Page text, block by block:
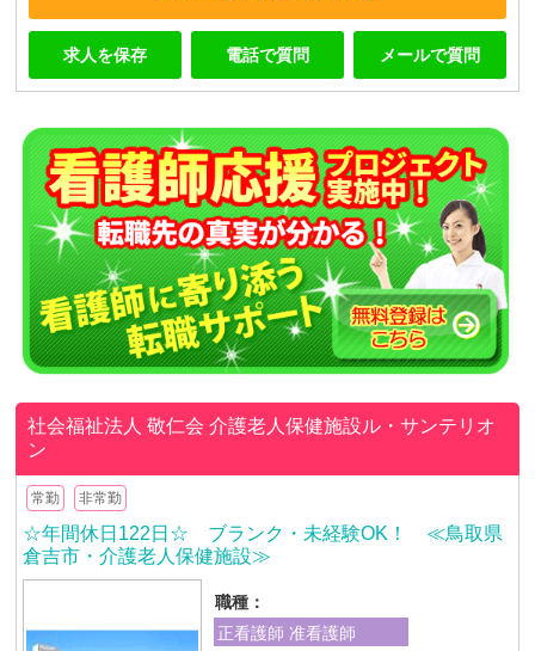
求人を保存 電話で質問 メールで質問
社会福祉法人 敬仁会介護老人保健施設ル・サンテリオ
ン
常勤 非常勤
☆年間休日122日☆ ブランク・未経験OK！ ≪鳥取県
倉吉市・介護老人保健施設≫
職種：
正看護師 准看護師